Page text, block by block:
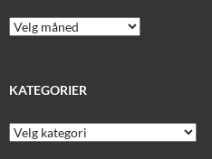
Publiserte
artikler
KATEGORIER
Kategorier